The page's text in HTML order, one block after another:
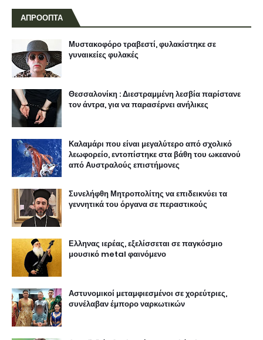
ΑΠΡΟΟΠΤΑ
Μυστακοφόρο τραβεστί, φυλακίστηκε σε
γυναικείες φυλακές
Θεσσαλονίκη : Διεστραμμένη λεσβία παρίστανε
τον άντρα, για να παρασέρνει ανήλικες
Καλαμάρι που είναι μεγαλύτερο από σχολικό
λεωφορείο, εντοπίστηκε στα βάθη του ωκεανού
από Αυστραλούς επιστήμονες
Συνελήφθη Μητροπολίτης να επιδεικνύει τα
γεννητικά του όργανα σε περαστικούς
Ελληνας ιερέας, εξελίσσεται σε παγκόσμιο
μουσικό metal φαινόμενο
Αστυνομικοί μεταμφιεσμένοι σε χορεύτριες,
συνέλαβαν έμπορο ναρκωτικών